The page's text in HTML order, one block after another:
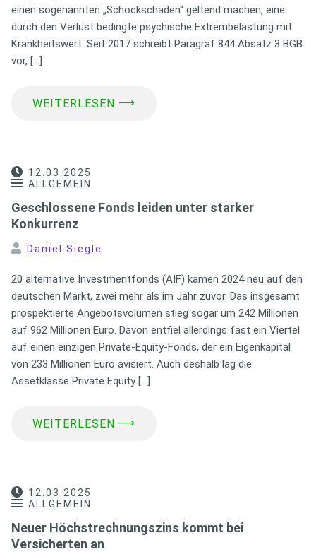
einen sogenannten „Schockschaden“ geltend machen, eine
durch den Verlust bedingte psychische Extrembelastung mit
Krankheitswert. Seit 2017 schreibt Paragraf 844 Absatz 3 BGB
vor, […]
WEITERLESEN ⟶
12.03.2025
ALLGEMEIN
Geschlossene Fonds leiden unter starker
Konkurrenz
Daniel Siegle
20 alternative Investmentfonds (AIF) kamen 2024 neu auf den
deutschen Markt, zwei mehr als im Jahr zuvor. Das insgesamt
prospektierte Angebotsvolumen stieg sogar um 242 Millionen
auf 962 Millionen Euro. Davon entfiel allerdings fast ein Viertel
auf einen einzigen Private-Equity-Fonds, der ein Eigenkapital
von 233 Millionen Euro avisiert. Auch deshalb lag die
Assetklasse Private Equity […]
WEITERLESEN ⟶
12.03.2025
ALLGEMEIN
Neuer Höchstrechnungszins kommt bei
Versicherten an